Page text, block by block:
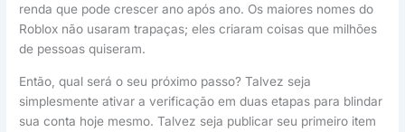
renda que pode crescer ano após ano. Os maiores nomes do
Roblox não usaram trapaças; eles criaram coisas que milhões
de pessoas quiseram.
Então, qual será o seu próximo passo? Talvez seja
simplesmente ativar a verificação em duas etapas para blindar
sua conta hoje mesmo. Talvez seja publicar seu primeiro item